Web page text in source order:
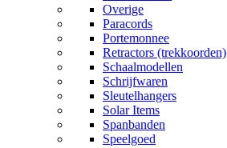
Overige
Paracords
Portemonnee
Retractors (trekkoorden)
Schaalmodellen
Schrijfwaren
Sleutelhangers
Solar Items
Spanbanden
Speelgoed